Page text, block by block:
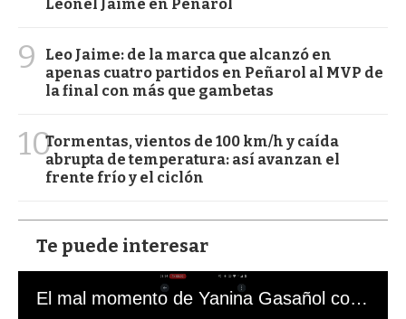
Leonel Jaime en Peñarol
9
Leo Jaime: de la marca que alcanzó en
apenas cuatro partidos en Peñarol al MVP de
la final con más que gambetas
10Tormentas, vientos de 100 km/h y caída
abrupta de temperatura: así avanzan el
frente frío y el ciclón
Te puede interesar
El mal momento de Yanina Gasañol con un hincha argentino en "Subrayado"